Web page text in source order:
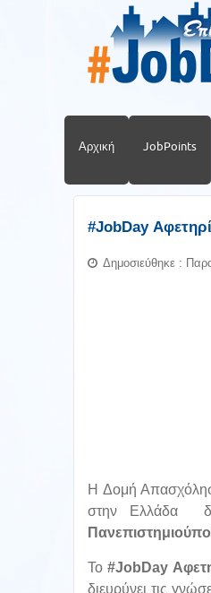
Αρχική JobPoints
#JobDay
Δημοσιεύθηκε :
Η Δομή
στην Ελλάδα
Το #JobDay
διευρύνει τις